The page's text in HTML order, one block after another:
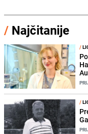
/ Najčitanije
/
/